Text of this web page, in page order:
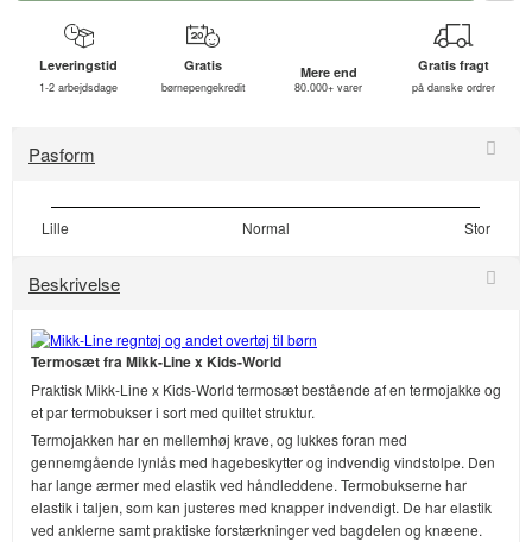
Leveringstid
1-2 arbejdsdage
Gratis
børnepengekredit
Mere end
80.000+ varer
Gratis fragt
på danske ordrer
Pasform
Lille Normal Stor
Beskrivelse
Termosæt fra Mikk-Line x Kids-World
Praktisk Mikk-Line x Kids-World termosæt bestående af en termojakke og
et par termobukser i sort med quiltet struktur.
Termojakken har en mellemhøj krave, og lukkes foran med
gennemgående lynlås med hagebeskytter og indvendig vindstolpe. Den
har lange ærmer med elastik ved håndleddene. Termobukserne har
elastik i taljen, som kan justeres med knapper indvendigt. De har elastik
ved anklerne samt praktiske forstærkninger ved bagdelen og knæene.